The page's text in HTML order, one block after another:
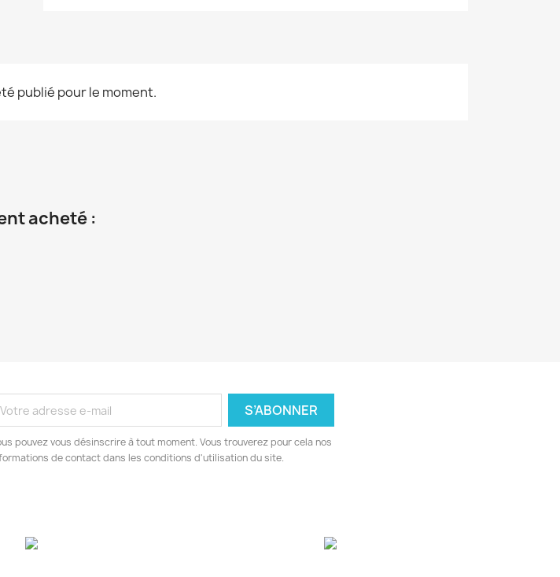
publié pour le moment.
acheté :
pouvez vous désinscrire à tout moment. Vous trouverez pour cela nos
de contact dans les conditions d'utilisation du site.